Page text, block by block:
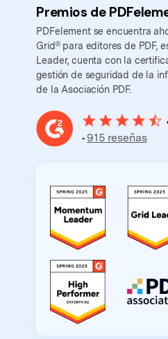
Premios de
PDFelement se encuentra
Grid® para editores de PDF,
Leader, cuenta con la
gestión de seguridad de la
de la Asociación PDF.
•915 reseñas